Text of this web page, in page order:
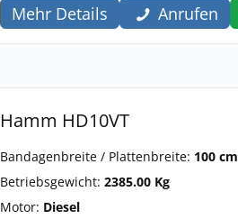
Mehr Details Anrufen
Hamm HD10VT
Bandagenbreite / Plattenbreite: 100 cm
Betriebsgewicht: 2385.00 Kg
Motor: Diesel